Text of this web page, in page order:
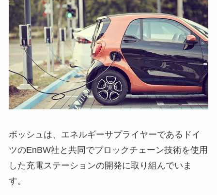
ボッシュは、エネルギーサプライヤーであるドイ
ツのEnBW社と共同でブロックチェーン技術を使用
した充電ステーションの開発に取り組んでいま
す。